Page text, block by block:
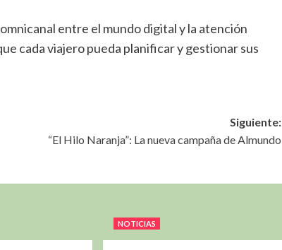
entre el mundo digital y la atención
cada viajero pueda planificar y gestionar sus
Siguiente:
“El Hilo Naranja”: La nueva campaña de Almundo
NOTICIAS